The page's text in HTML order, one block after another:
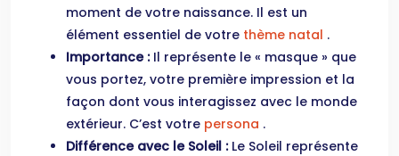
moment de votre naissance. Il est un
élément essentiel de votre thème natal .
Importance : Il représente le « masque » que
vous portez, votre première impression et la
façon dont vous interagissez avec le monde
extérieur. C’est votre persona .
Différence avec le Soleil : Le Soleil représente